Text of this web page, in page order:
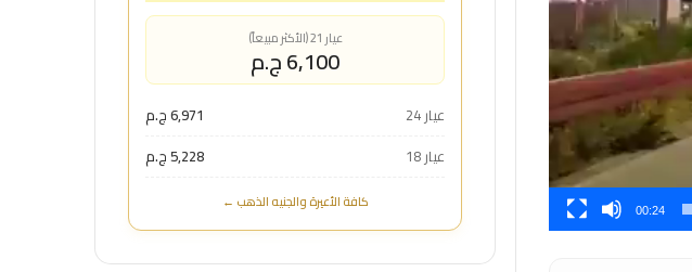
00:24
عيار 21 (الأكثر مبيعاً)
6,100 ج.م
عيار 24
6,971 ج.م
عيار 18
5,228 ج.م
كافة الأعيرة والجنيه الذهب ←